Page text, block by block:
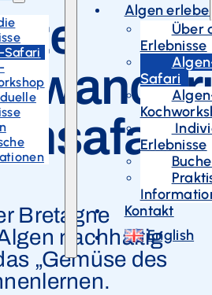
Safari
Algen
Über
Erlebnisse
Safari
Erlebnisse
Kontakt
English
Bretagne
nachhaltig
„Gemüse des